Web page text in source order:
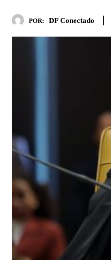
POR: DF Conectado